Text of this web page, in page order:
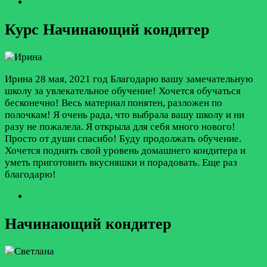
Курс Начинающий кондитер
Ирина 28 мая, 2021 год Благодарю вашу замечательную
школу за увлекательное обучение! Хочется обучаться
бесконечно! Весь материал понятен, разложен по
полочкам! Я очень рада, что выбрала вашу школу и ни
разу не пожалела. Я открыла для себя много нового!
Просто от души спасибо! Буду продолжать обучение.
Хочется поднять свой уровень домашнего кондитера и
уметь приготовить вкусняшки и порадовать. Еще раз
благодарю!
Начинающий кондитер